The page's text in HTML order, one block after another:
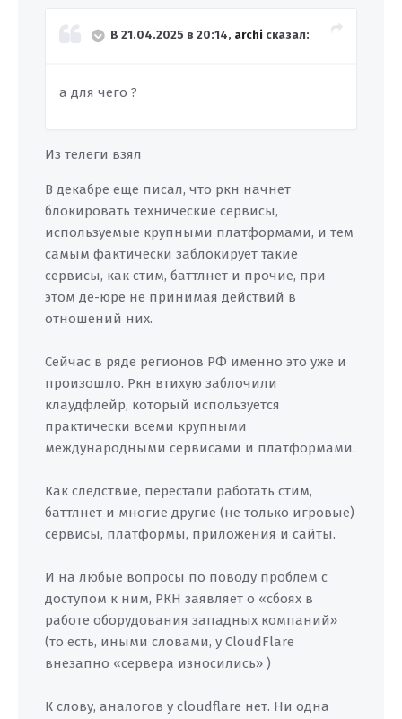
В 21.04.2025 в 20:14, archi сказал:
а для чего ?
Из телеги взял
В декабре еще писал, что ркн начнет
блокировать технические сервисы,
используемые крупными платформами, и тем
самым фактически заблокирует такие
сервисы, как стим, баттлнет и прочие, при
этом де-юре не принимая действий в
отношений них.
Сейчас в ряде регионов РФ именно это уже и
произошло. Ркн втихую заблочили
клаудфлейр, который используется
практически всеми крупными
международными сервисами и платформами.
Как следствие, перестали работать стим,
баттлнет и многие другие (не только игровые)
сервисы, платформы, приложения и сайты.
И на любые вопросы по поводу проблем с
доступом к ним, РКН заявляет о «сбоях в
работе оборудования западных компаний»
(то есть, иными словами, у CloudFlare
внезапно «сервера износились» )
К слову, аналогов у cloudflare нет. Ни одна